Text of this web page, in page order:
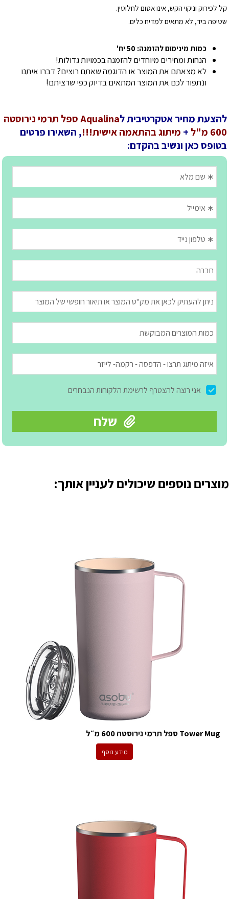
קל לפירוק וניקוי הקש, אינו אטום לחלוטין.
שטיפה ביד, לא מתאים למדיח כלים.
כמות מינימום להזמנה: 50 יח'
הנחות ומחירים מיוחדים להזמנה בכמויות גדולות!
לא מצאתם את המוצר או הדוגמה שאתם רוצים? דברו איתנו
ונתפור לכם את המוצר המתאים בדיוק כפי שרציתם!
להצעת מחיר אטקרטיבית ל
Aqualina ספל תרמי נירוסטה
600 מ"ל
+ מיתוג בהתאמה אישית!!!, השאירו פרטים
בטופס כאן ונשיב בהקדם:
מוצרים נוספים שיכולים לעניין אותך:
Tower Mug ספל תרמי נירוסטה 600 מ״ל
מידע נוסף